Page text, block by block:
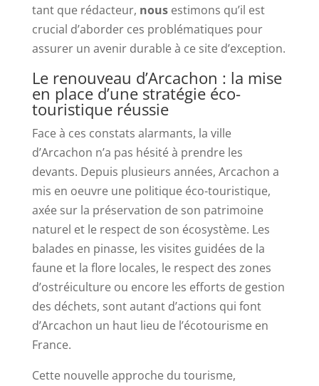
tant que rédacteur, nousestimons qu’il est
crucial d’aborder ces problématiques pour
assurer un avenir durable à ce site d’exception.
Le renouveau d’Arcachon : la mise
en place d’une stratégie éco-
touristique réussie
Face à ces constats alarmants, la ville
d’Arcachon n’a pas hésité à prendre les
devants. Depuis plusieurs années, Arcachon a
mis en oeuvre une politique éco-touristique,
axée sur la préservation de son patrimoine
naturel et le respect de son écosystème. Les
balades en pinasse, les visites guidées de la
faune et la flore locales, le respect des zones
d’ostréiculture ou encore les efforts de gestion
des déchets, sont autant d’actions qui font
d’Arcachon un haut lieu de l’écotourisme en
France.
Cette nouvelle approche du tourisme,